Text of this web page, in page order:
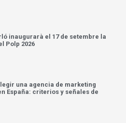
inaugurarà el 17 de setembre la
Polp 2026
una agencia de marketing
España: criterios y señales de